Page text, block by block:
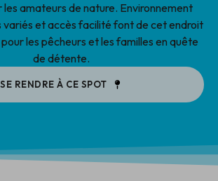
les amateurs de nature. Environnement
variés et accès facilité font de cet endroit
les pêcheurs et les familles en quête
de détente.
SE RENDRE À CE SPOT